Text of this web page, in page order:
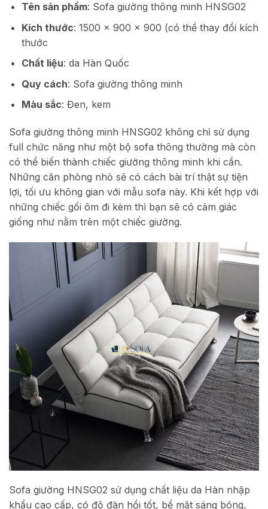
Tên sản phẩm: Sofa giường thông minh HNSG02
Kích thước: 1500 x 900 x 900 (có thể thay đổi kích
thước
Chất liệu: da Hàn Quốc
Quy cách: Sofa giường thông minh
Màu sắc: Đen, kem
Sofa giường thông minh HNSG02 không chỉ sử dụng
full chức năng như một bộ sofa thông thường mà còn
có thể biến thành chiếc giường thông minh khi cần.
Những căn phòng nhỏ sẽ có cách bài trí thật sự tiện
lợi, tối ưu không gian với mẫu sofa này. Khi kết hợp với
những chiếc gối ôm đi kèm thì bạn sẽ có cảm giác
giống như nằm trên một chiếc giường.
Sofa giường HNSG02 sử dụng chất liệu da Hàn nhập
khẩu cao cấp, có độ đàn hồi tốt, bề mặt sáng bóng,